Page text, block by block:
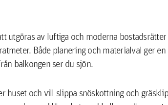
utgöras av luftiga och moderna
Både planering och materialval ger
balkongen ser du sjön.
huset och vill slippa snöskottning och